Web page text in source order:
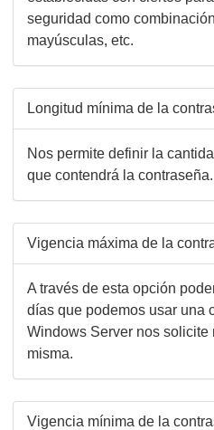
seguridad como
mayúsculas, etc.
Longitud mínima de la
Nos permite definir la
que contendrá la contraseña.
Vigencia máxima de la
A través de esta opción
días que podemos usar una
Windows Server nos solicite
misma.
Vigencia mínima de la